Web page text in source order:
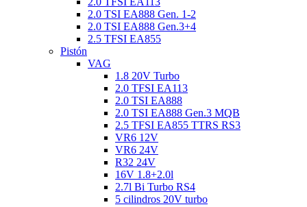
2.0 TSI EA888 Gen. 1-2
2.0 TSI EA888 Gen.3+4
2.5 TFSI EA855
Pistón
VAG
1.8 20V Turbo
2.0 TFSI EA113
2.0 TSI EA888
2.0 TSI EA888 Gen.3 MQB
2.5 TFSI EA855 TTRS RS3
VR6 12V
VR6 24V
R32 24V
16V 1.8+2.0l
2.7l Bi Turbo RS4
5 cilindros 20V turbo